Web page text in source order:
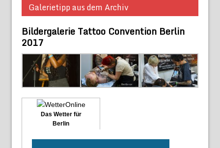
Galerietipp aus dem Archiv
Bildergalerie Tattoo Convention Berlin
2017
Das Wetter für
Berlin